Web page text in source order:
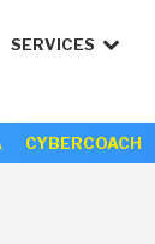
SERVICES
CYBERCOACH